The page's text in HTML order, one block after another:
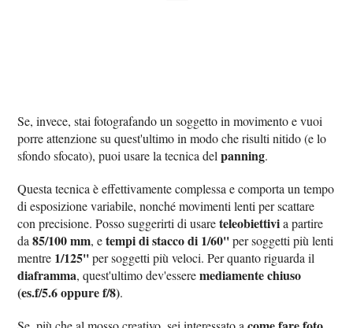
Se, invece, stai fotografando un soggetto in movimento e vuoi
porre attenzione su quest'ultimo in modo che risulti nitido (e lo
sfondo sfocato), puoi usare la tecnica delpanning.
Questa tecnica è effettivamente complessa e comporta un tempo
di esposizione variabile, nonché movimenti lenti per scattare
con precisione. Posso suggerirti di usareteleobiettivia partire
da85/100 mm, etempi di stacco di 1/60''per soggetti più lenti
mentre 1/125''per soggetti più veloci. Per quanto riguarda il
diaframma, quest'ultimo dev'esseremediamente chiuso
(es.f/5.6 oppure f/8).